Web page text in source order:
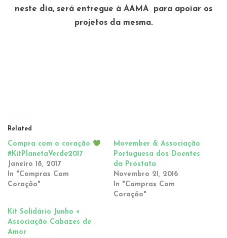
neste dia, será entregue à AAMA para apoiar os
projetos da mesma.
Related
Compra com o coração
#KitPlanetaVerde2017
Janeiro 18, 2017
In "Compras Com
Coração"
Movember & Associação
Portuguesa dos Doentes
da Próstata
Novembro 21, 2016
In "Compras Com
Coração"
Kit Solidário Junho +
Associação Cabazes de
Amor